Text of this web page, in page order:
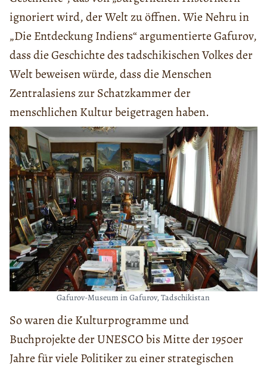
ignoriert wird, der Welt zu öffnen. Wie Nehru in
„Die Entdeckung Indiens“ argumentierte Gafurov,
dass die Geschichte des tadschikischen Volkes der
Welt beweisen würde, dass die Menschen
Zentralasiens zur Schatzkammer der
menschlichen Kultur beigetragen haben.
Gafurov-Museum in Gafurov, Tadschikistan
So waren die Kulturprogramme und
Buchprojekte der UNESCO bis Mitte der 1950er
Jahre für viele Politiker zu einer strategischen